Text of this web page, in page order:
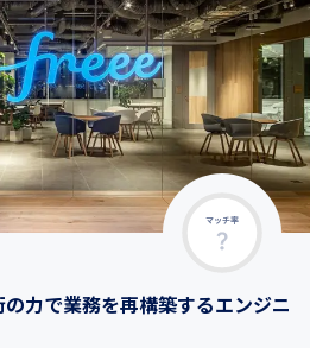
マッチ率
力で業務を再構築するエンジニ